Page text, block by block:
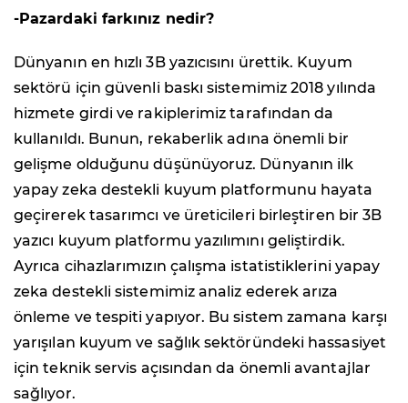
-Pazardaki farkınız nedir?
Dünyanın en hızlı 3B yazıcısını ürettik. Kuyum
sektörü için güvenli baskı sistemimiz 2018 yılında
hizmete girdi ve rakiplerimiz tarafından da
kullanıldı. Bunun, rekaberlik adına önemli bir
gelişme olduğunu düşünüyoruz. Dünyanın ilk
yapay zeka destekli kuyum platformunu hayata
geçirerek tasarımcı ve üreticileri birleştiren bir 3B
yazıcı kuyum platformu yazılımını geliştirdik.
Ayrıca cihazlarımızın çalışma istatistiklerini yapay
zeka destekli sistemimiz analiz ederek arıza
önleme ve tespiti yapıyor. Bu sistem zamana karşı
yarışılan kuyum ve sağlık sektöründeki hassasiyet
için teknik servis açısından da önemli avantajlar
sağlıyor.